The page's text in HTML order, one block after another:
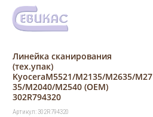
Линейка сканирования
(тех.упак)
KyoceraM5521/M2135/M2635/M27
35/M2040/M2540 (ОEM)
302R794320
Артикул: 302R794320